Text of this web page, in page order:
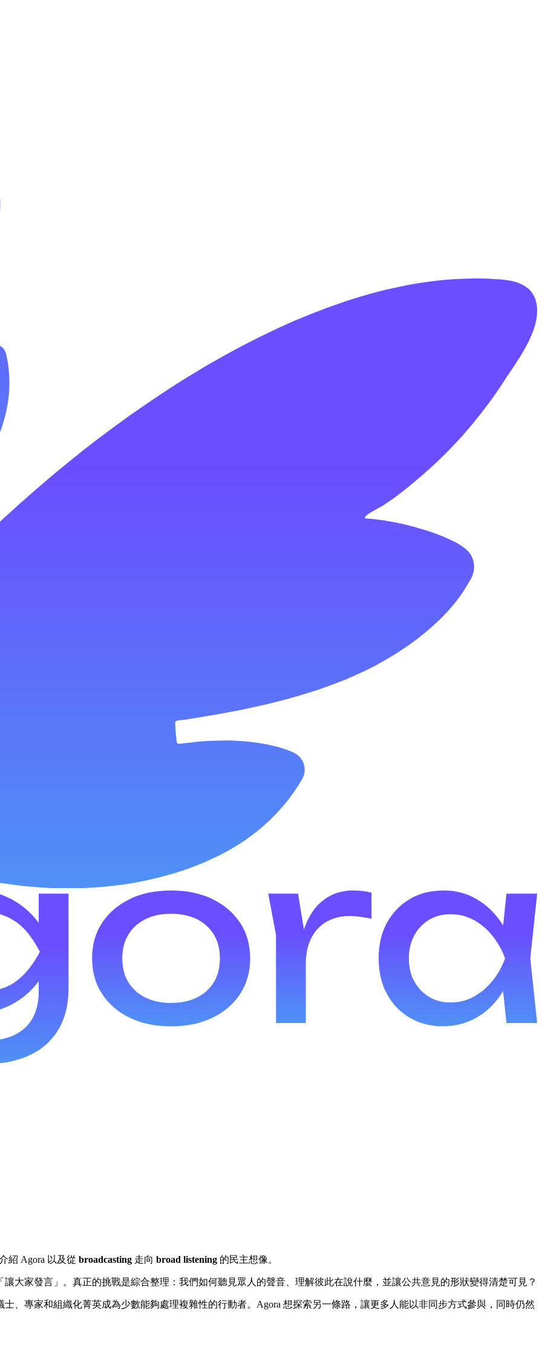
紹 Agora 以及從 broadcasting 走向 broad listening 的民主想像。
大家發言」。真正的挑戰是綜合整理：我們如何聽見眾人的聲音、理解彼此在說什麼，並讓公共意見的形狀變得清楚可見？
、專家和組織化菁英成為少數能夠處理複雜性的行動者。Agora 想探索另一條路，讓更多人能以非同步方式參與，同時仍然